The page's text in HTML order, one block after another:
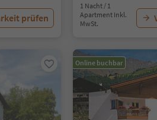
prüfen
1 Nacht / 1
Apartment Inkl.
MwSt.
Online buchbar